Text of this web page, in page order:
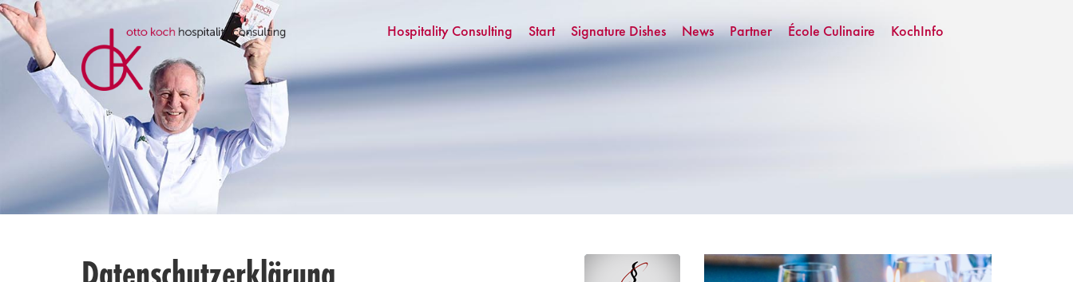
Hospitality Consulting Start Signature Dishes News Partner École Culinaire KochInfo